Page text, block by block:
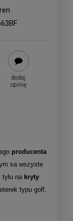
dodaj
opinię
producenta
sa wszyste
tyłu na kryty
typu golf,